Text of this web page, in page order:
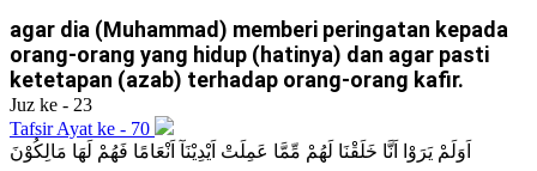
agar dia (Muhammad) memberi peringatan kepada
orang-orang yang hidup (hatinya) dan agar pasti
ketetapan (azab) terhadap orang-orang kafir.
Juz ke - 23
Tafsir Ayat ke - 70
اَوَلَمْ يَرَوْا اَنَّا خَلَقْنَا لَهُمْ مِّمَّا عَمِلَتْ اَيْدِيْنَآ اَنْعَامًا فَهُمْ لَهَا مَالِكُوْنَ